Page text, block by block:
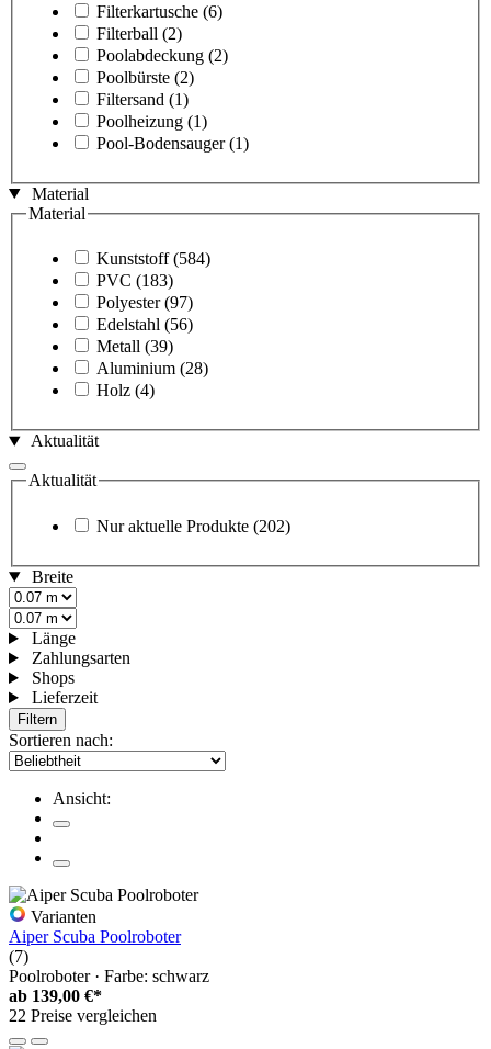
Filterkartusche (6)
Filterball (2)
Poolabdeckung (2)
Poolbürste (2)
Filtersand (1)
Poolheizung (1)
Pool-Bodensauger (1)
Material
Material
Kunststoff (584)
PVC (183)
Polyester (97)
Edelstahl (56)
Metall (39)
Aluminium (28)
Holz (4)
Aktualität
Aktualität
Nur aktuelle Produkte (202)
Breite
Länge
Zahlungsarten
Shops
Lieferzeit
Filtern
Sortieren nach:
Ansicht:
Varianten
Aiper Scuba Poolroboter
(7)
Poolroboter · Farbe: schwarz
ab 139,00 €*
22 Preise vergleichen